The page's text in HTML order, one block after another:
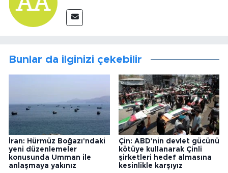
Bunlar da ilginizi çekebilir
İran: Hürmüz Boğazı'ndaki
yeni düzenlemeler
konusunda Umman ile
anlaşmaya yakınız
Çin: ABD'nin devlet gücünü
kötüye kullanarak Çinli
şirketleri hedef almasına
kesinlikle karşıyız